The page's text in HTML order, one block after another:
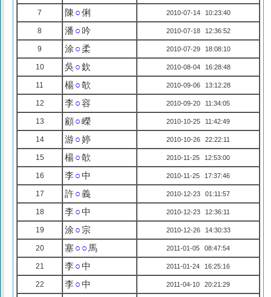
7 陳 ○俐 2010-07-14 10:23:40
8 潘 ○ 吟 2010-07-18 12:36:52
9 涂 ○柔 2010-07-29 18:08:10
10 吳 ○欽 2010-08-04 16:28:48
11 楊○欹 2010-09-06 13:12:28
12 李○容 2010-09-20 11:34:05
13 顧○嶸 2010-10-25 11:42:49
14 游○婷 2010-10-26 22:22:11
15 楊○欹 2010-11-25 12:53:00
16 李○中 2010-11-25 17:37:46
17 許○義 2010-12-23 01:11:57
18 李○中 2010-12-23 12:36:11
19 涂 ○ 宗 2010-12-26 14:30:33
20 塞○○ 馬 2011-01-05 08:47:54
21 李○中 2011-01-24 16:25:16
22 李○中 2011-04-10 20:21:29